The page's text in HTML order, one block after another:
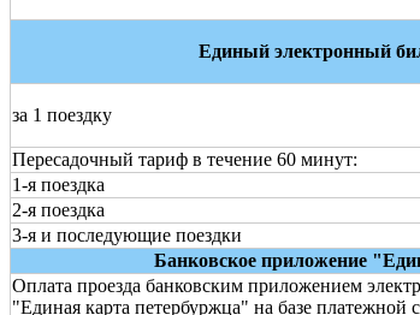
Единый электронный
за 1 поездку
Пересадочный тариф в течение 60 минут:
1-я поездка
2-я поездка
3-я и последующие поездки
Банковское приложение
Оплата проезда банковским приложением
"Единая карта петербуржца" на базе